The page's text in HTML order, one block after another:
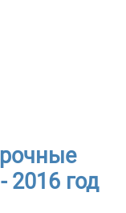
2016 год